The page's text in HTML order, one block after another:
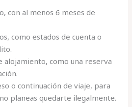
con al menos 6 meses de
como estados de cuenta o
alojamiento, como una reserva
o continuación de viaje, para
planeas quedarte ilegalmente.